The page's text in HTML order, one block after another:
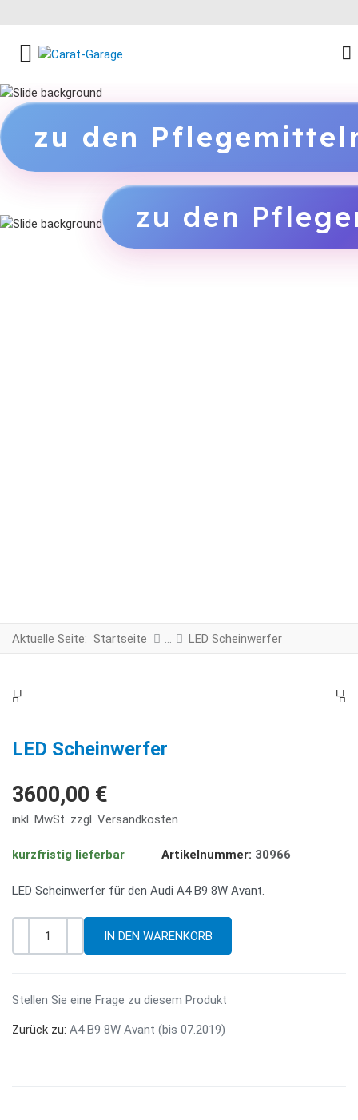
zu den
zu den
Aktuelle Seite: Startseite LED Scheinwerfer
LED Scheinwerfer
3600,00 €
inkl. MwSt. zzgl. Versandkosten
kurzfristig lieferbar Artikelnummer: 30966
LED Scheinwerfer für den Audi A4 B9 8W Avant.
Stellen Sie eine Frage zu diesem Produkt
Zurück zu: A4 B9 8W Avant (bis 07.2019)